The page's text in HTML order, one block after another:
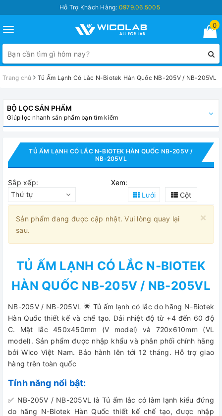
Hỗ Trợ Khách Hàng: 0979.06.5005
Toggle
navigation
0
Trang chủ Tủ Ấm Lạnh Có Lắc N-Biotek Hàn Quốc NB-205V / NB-205VL
BỘ LỌC SẢN PHẨM
Giúp lọc nhanh sản phẩm bạn tìm kiếm
TỦ ẤM LẠNH CÓ LẮC N-BIOTEK HÀN QUỐC NB-205V /
NB-205VL
Sắp xếp:
Thứ tự
Xem:
Lưới
Cột
×
Sản phẩm đang được cập nhật. Vui lòng quay lại
sau.
TỦ ẤM LẠNH CÓ LẮC N-BIOTEK
HÀN QUỐC NB-205V / NB-205VL
NB-205V / NB-205VL 🌟 Tủ ấm lạnh có lắc do hãng N-Biotek
Hàn Quốc thiết kế và chế tạo. Dải nhiệt độ từ +4 đến 60 độ
C. Mặt lắc 450x450mm (V model) và 720x610mm (VL
model). Sản phẩm được nhập khẩu và phân phối chính hãng
bởi Wico Việt Nam. Bảo hành lên tới 12 tháng. Hỗ trợ giao
hàng trên toàn quốc
Tính năng nổi bật:
✅ NB-205V / NB-205VL là Tủ ấm lắc có làm lạnh kiểu đứng
do hãng N-Biotek Hàn Quốc thiết kế chế tạo, được nhập